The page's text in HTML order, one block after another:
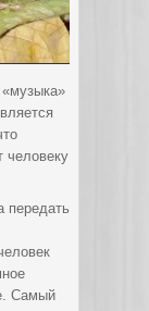
человеку
передать
Самый